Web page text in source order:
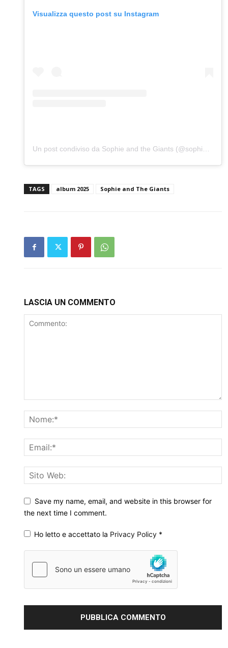
Visualizza questo post su Instagram
TAGS album 2025 Sophie and The Giants
LASCIA UN COMMENTO
Save my name, email, and website in this browser for
the next time I comment.
Ho letto e accettato la Privacy Policy *